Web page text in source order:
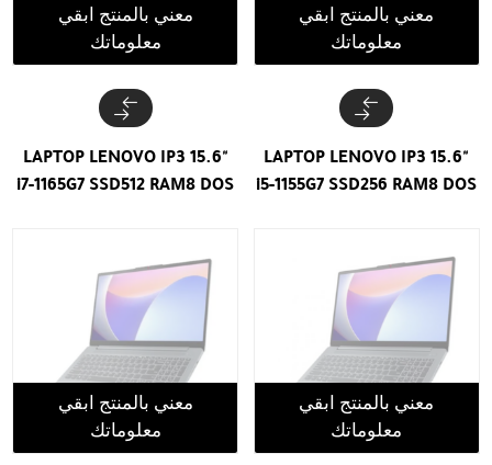
معني بالمنتج ابقي
معلوماتك
LAPTOP LENOVO IP3 15.6"
i5-1155G7 SSD256 RAM8 DOS
معني بالمنتج ابقي
معلوماتك
LAPTOP LENOVO IP3 15.6"
i7-1165G7 SSD512 RAM8 DOS
معني بالمنتج ابقي
معلوماتك
معني بالمنتج ابقي
معلوماتك